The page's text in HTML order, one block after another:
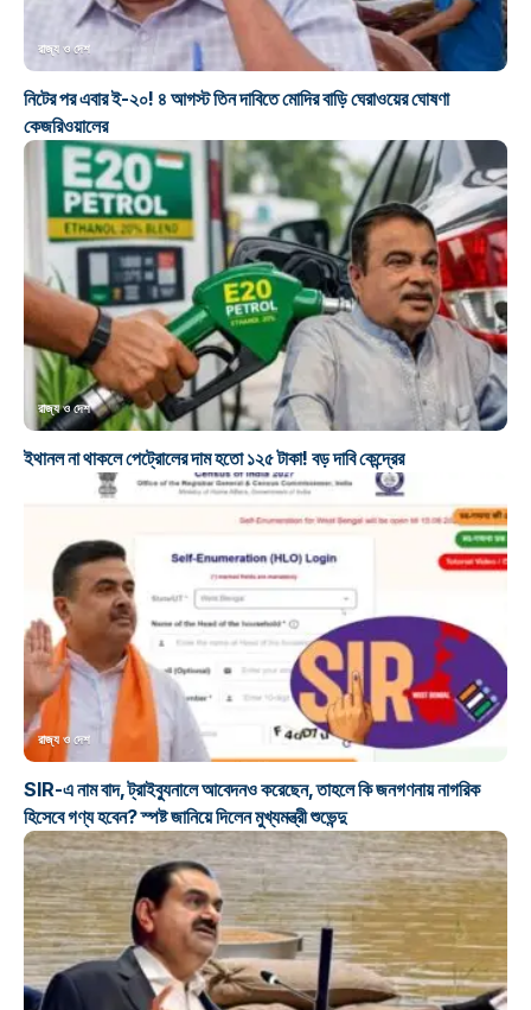
রাজ্য ও দেশ
নিটের পর এবার ই-২০! ৪ আগস্ট তিন দাবিতে মোদির বাড়ি ঘেরাওয়ের ঘোষণা
কেজরিওয়ালের
রাজ্য ও দেশ
ইথানল না থাকলে পেট্রোলের দাম হতো ১২৫ টাকা! বড় দাবি কেন্দ্রের
রাজ্য ও দেশ
SIR-এ নাম বাদ, ট্রাইব্যুনালে আবেদনও করেছেন, তাহলে কি জনগণনায় নাগরিক
হিসেবে গণ্য হবেন? স্পষ্ট জানিয়ে দিলেন মুখ্যমন্ত্রী শুভেন্দু